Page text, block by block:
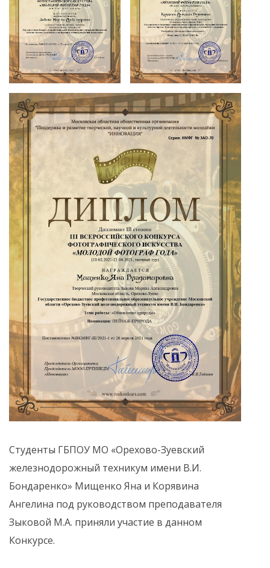
Студенты ГБПОУ МО «Орехово-Зуевский
железнодорожный техникум имени В.И.
Бондаренко» Мищенко Яна и Корявина
Ангелина под руководством преподавателя
Зыковой М.А. приняли участие в данном
Конкурсе.